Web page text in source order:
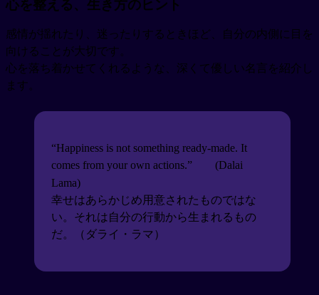
心を整える、生き方のヒント
感情が揺れたり、迷ったりするときほど、自分の内側に目を
向けることが大切です。
心を落ち着かせてくれるような、深くて優しい名言を紹介し
ます。
“Happiness is not something ready-made. It
comes from your own actions.”
(Dalai
Lama)
幸せはあらかじめ用意されたものではな
い。それは自分の行動から生まれるもの
だ。（ダライ・ラマ）